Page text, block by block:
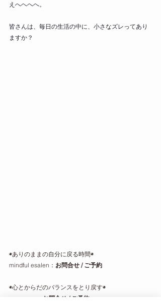
えへへへへ。
皆さんは、毎日の生活の中に、小さなズレってあり
ますか？
◉ありのままの自分に戻る時間◉
mindful esalen： お問合せ / ご予約
◉心とからだのバランスをとり戻す◉
お問合せ / ご予約